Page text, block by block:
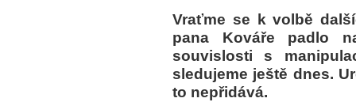
Vraťme se k volbě
pana Kováře padlo
souvislosti s
sledujeme ještě dnes.
to nepřidává.